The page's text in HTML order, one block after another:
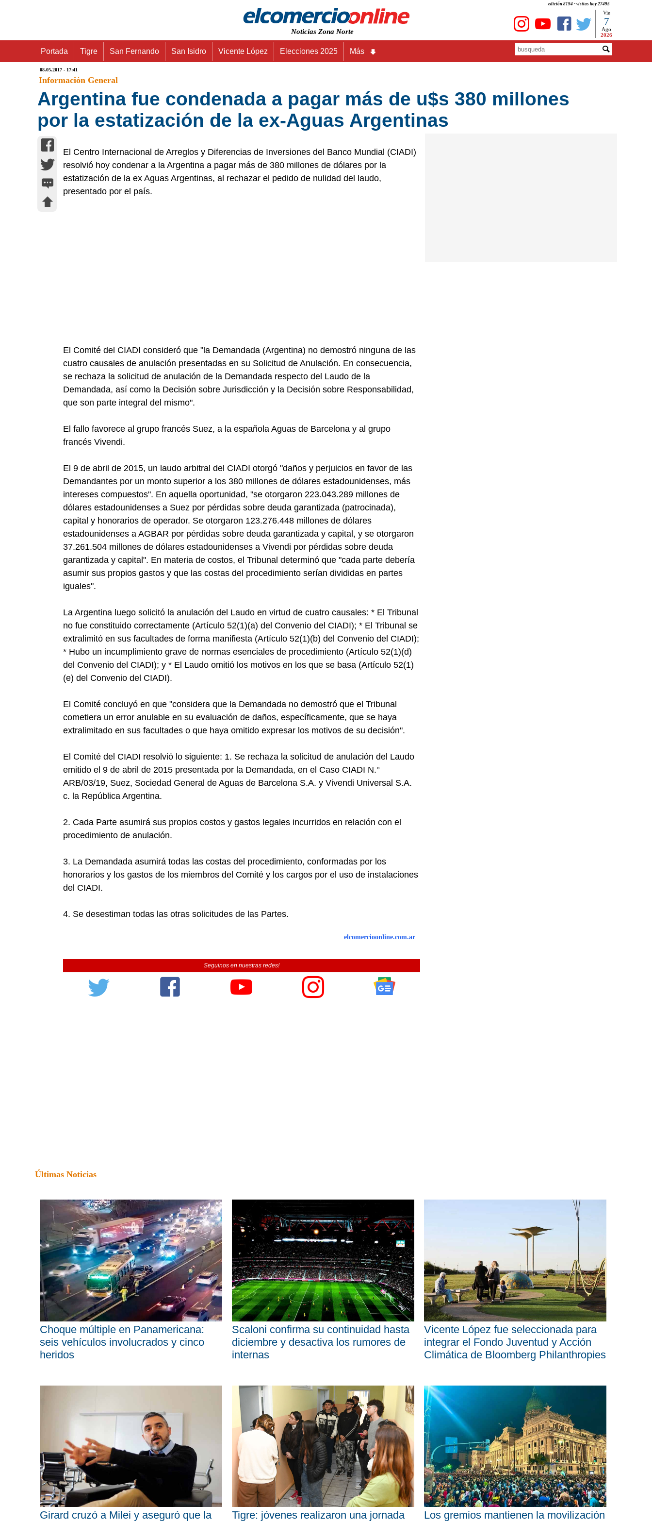
edición 8194 - visitas hoy 27495
Noticias Zona Norte
Vie
7
Ago
2026
Portada Tigre San Fernando San Isidro Vicente López Elecciones 2025 Más
08.05.2017 - 17:41
Información General
Argentina fue condenada a pagar más de u$s 380 millones
por la estatización de la ex-Aguas Argentinas
El Centro Internacional de Arreglos y Diferencias de Inversiones del Banco Mundial (CIADI)
resolvió hoy condenar a la Argentina a pagar más de 380 millones de dólares por la
estatización de la ex Aguas Argentinas, al rechazar el pedido de nulidad del laudo,
presentado por el país.
El Comité del CIADI consideró que "la Demandada (Argentina) no demostró ninguna de las
cuatro causales de anulación presentadas en su Solicitud de Anulación. En consecuencia,
se rechaza la solicitud de anulación de la Demandada respecto del Laudo de la
Demandada, así como la Decisión sobre Jurisdicción y la Decisión sobre Responsabilidad,
que son parte integral del mismo".
El fallo favorece al grupo francés Suez, a la española Aguas de Barcelona y al grupo
francés Vivendi.
El 9 de abril de 2015, un laudo arbitral del CIADI otorgó "daños y perjuicios en favor de las
Demandantes por un monto superior a los 380 millones de dólares estadounidenses, más
intereses compuestos". En aquella oportunidad, "se otorgaron 223.043.289 millones de
dólares estadounidenses a Suez por pérdidas sobre deuda garantizada (patrocinada),
capital y honorarios de operador. Se otorgaron 123.276.448 millones de dólares
estadounidenses a AGBAR por pérdidas sobre deuda garantizada y capital, y se otorgaron
37.261.504 millones de dólares estadounidenses a Vivendi por pérdidas sobre deuda
garantizada y capital". En materia de costos, el Tribunal determinó que "cada parte debería
asumir sus propios gastos y que las costas del procedimiento serían divididas en partes
iguales".
La Argentina luego solicitó la anulación del Laudo en virtud de cuatro causales: * El Tribunal
no fue constituido correctamente (Artículo 52(1)(a) del Convenio del CIADI); * El Tribunal se
extralimitó en sus facultades de forma manifiesta (Artículo 52(1)(b) del Convenio del CIADI);
* Hubo un incumplimiento grave de normas esenciales de procedimiento (Artículo 52(1)(d)
del Convenio del CIADI); y * El Laudo omitió los motivos en los que se basa (Artículo 52(1)
(e) del Convenio del CIADI).
El Comité concluyó en que "considera que la Demandada no demostró que el Tribunal
cometiera un error anulable en su evaluación de daños, específicamente, que se haya
extralimitado en sus facultades o que haya omitido expresar los motivos de su decisión".
El Comité del CIADI resolvió lo siguiente: 1. Se rechaza la solicitud de anulación del Laudo
emitido el 9 de abril de 2015 presentada por la Demandada, en el Caso CIADI N.°
ARB/03/19, Suez, Sociedad General de Aguas de Barcelona S.A. y Vivendi Universal S.A.
c. la República Argentina.
2. Cada Parte asumirá sus propios costos y gastos legales incurridos en relación con el
procedimiento de anulación.
3. La Demandada asumirá todas las costas del procedimiento, conformadas por los
honorarios y los gastos de los miembros del Comité y los cargos por el uso de instalaciones
del CIADI.
4. Se desestiman todas las otras solicitudes de las Partes.
elcomercioonline.com.ar
Seguinos en nuestras redes!
Últimas Noticias
Choque múltiple en Panamericana:
seis vehículos involucrados y cinco
heridos
Scaloni confirma su continuidad hasta
diciembre y desactiva los rumores de
internas
Vicente López fue seleccionada para
integrar el Fondo Juventud y Acción
Climática de Bloomberg Philanthropies
Girard cruzó a Milei y aseguró que la
Tigre: jóvenes realizaron una jornada
Los gremios mantienen la movilización